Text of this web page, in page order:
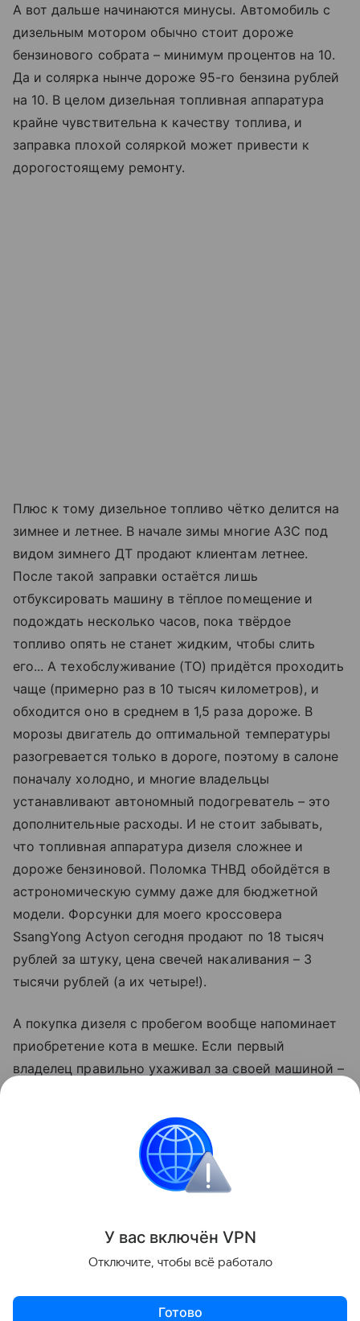
А вот дальше начинаются минусы. Автомобиль с
дизельным мотором обычно стоит дороже
бензинового собрата – минимум процентов на 10.
Да и солярка нынче дороже ­95-го бензина рублей
на 10. В целом дизельная топливная аппаратура
крайне чувствительна к качеству топлива, и
заправка плохой соляркой может привести к
дорогостоящему ремонту.
Плюс к тому дизельное топливо чётко делится на
зимнее и летнее. В начале зимы многие АЗС под
видом зимнего ДТ продают клиентам летнее.
После такой заправки остаётся лишь
отбуксировать машину в тёплое помещение и
подождать несколько часов, пока твёрдое
топливо опять не станет жидким, чтобы слить
его... А тех­обслуживание (ТО) придётся проходить
чаще (примерно раз в 10 тысяч километров), и
обходится оно в среднем в 1,5 раза дороже. В
морозы двигатель до оптимальной температуры
разогревается только в дороге, поэтому в салоне
поначалу холодно, и многие владельцы
устанавливают автономный подогреватель – это
дополнительные расходы. И не стоит забывать,
что топливная аппаратура дизеля сложнее и
дороже бензиновой. Поломка ТНВД обойдётся в
астрономическую сумму даже для бюджетной
модели. Форсунки для моего кроссовера
SsangYong Actyon сегодня продают по 18 тысяч
рублей за штуку, цена свечей накаливания – 3
тысячи рублей (а их четыре!).
А покупка дизеля с пробегом вообще напоминает
приобретение кота в мешке. Если первый
владелец правильно ухаживал за своей машиной –
вам только удовольствие. А если нет – то
автомобиль быстро начнёт капризничать и
постоянно требовать к себе повышенного
внимания. И регулярного финансового вливания.
Поделиться
У вас включён VPN
Отключите, чтобы всё работало
Готово